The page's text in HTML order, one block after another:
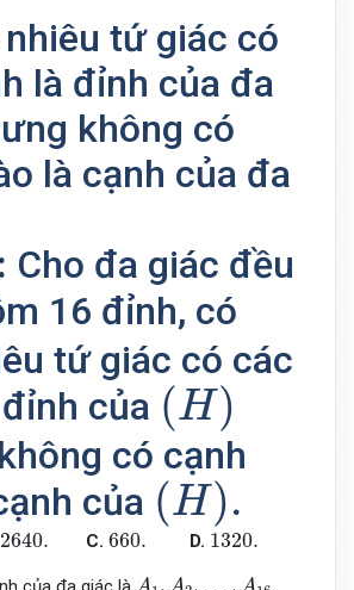
nhiêu tứ giác có
là đỉnh của đa
không có
là cạnh của đa
Cho đa giác đều
16 đỉnh, có
tứ giác có các
của (H )
(H)
có cạnh
của (H ).
(H).
2640.
2640. C. 660.
660. D. 1320.
1320.
A A2 .